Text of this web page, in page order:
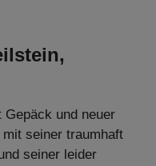
und neuer
mit seiner traumhaft
seiner leider